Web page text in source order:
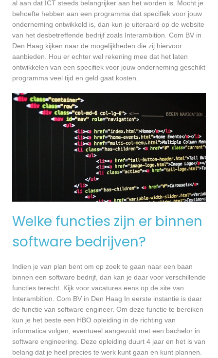
al aan dat ICT steeds belangrijker aan het worden is. Mocht je
behoefte hebben aan een programma dat specifiek voor jouw
onderneming ontwikkeld is, dan kun je uiteraard op de website
van het desbetreffende bedrijf zoals Interambition. Com BV in
Den Haag kijken naar de mogelijkheden die zij hiervoor
aanbieden. Hou er echter wel rekening mee dat het laten
ontwikkelen van een specifiek voor jouw onderneming geschikt
programma veel tijd en geld gaat kosten.
Welke functies zijn er binnen
software bedrijven?
Indien je van plan bent om op zoek te gaan naar een baan
binnen een software bedrijf, dan kan je daar voor verschillende
functies terecht. Kijk voor vacatures eens op de site van
Interambition. Com BV in Den Haag In eerste instantie is daar
de functie van software engineer. Om deze functie te bereiken
kun je het beste een HBO opleiding in de richting van
informatica volgen, eventueel aangevuld met een bachelor in
software engineering. Deze opleiding duurt 4 jaar en het is van
belang dat je heel precies te werk kunt gaan en kunt plannen.